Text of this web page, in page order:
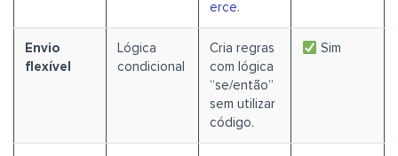
erce.
Envio
flexível
Lógica
condicional
Cria regras
com lógica
“se/então”
sem utilizar
código.
Sim